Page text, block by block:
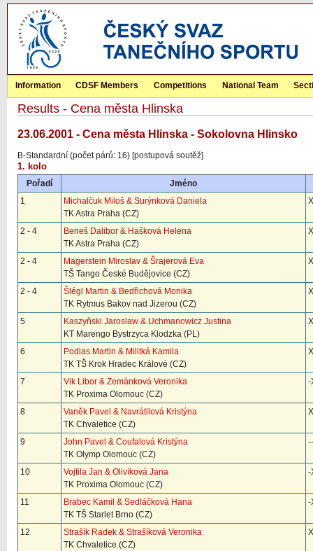
Information CDSF Members Competitions National Team
Results - Cena města Hlinska
23.06.2001 - Cena města Hlinska - Sokolovna Hlinsko
B-Standardní (počet párů: 16) [postupová soutěž]
1. kolo
Pořadí
Jméno
1
Michalčuk Miloš & Surýnková Daniela
TK Astra Praha (CZ)
2 - 4
Beneš Dalibor & Hašková Helena
TK Astra Praha (CZ)
2 - 4
Magerstein Miroslav & Šrajerová Eva
TŠ Tango České Budějovice (CZ)
2 - 4
Šlégl Martin & Bedřichová Monika
TK Rytmus Bakov nad Jizerou (CZ)
5
Kaszyňski Jaroslaw & Uchmanowicz Justina
KT Marengo Bystrzyca Klodzka (PL)
6
Podlas Martin & Militká Kamila
TK TŠ Krok Hradec Králové (CZ)
7
Vik Libor & Zemánková Veronika
TK Proxima Olomouc (CZ)
-
8
Vaněk Pavel & Navrátilová Kristýna
TK Chvaletice (CZ)
9
John Pavel & Coufalová Kristýna
TK Olymp Olomouc (CZ)
10
Vojtila Jan & Olivíková Jana
TK Proxima Olomouc (CZ)
-
11
Brabec Kamil & Sedláčková Hana
TK TŠ Starlet Brno (CZ)
-
12
Strašík Radek & Strašíková Veronika
TK Chvaletice (CZ)